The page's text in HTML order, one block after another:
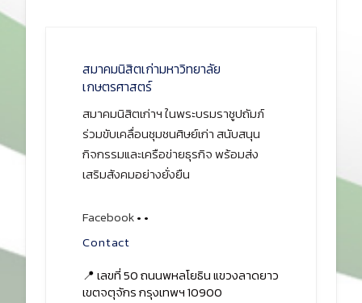
สมาคมนิสิตเก่ามหาวิทยาลัย
เกษตรศาสตร์
สมาคมนิสิตเก่าฯ ในพระบรมราชูปถัมภ์
ร่วมขับเคลื่อนชุมชนศิษย์เก่า สนับสนุน
กิจกรรมและเครือข่ายธุรกิจ พร้อมส่ง
เสริมสังคมอย่างยั่งยืน
Facebook• •
Contact
📍 เลขที่ 50 ถนนพหลโยธิน แขวงลาดยาว
เขตจตุจักร กรุงเทพฯ 10900